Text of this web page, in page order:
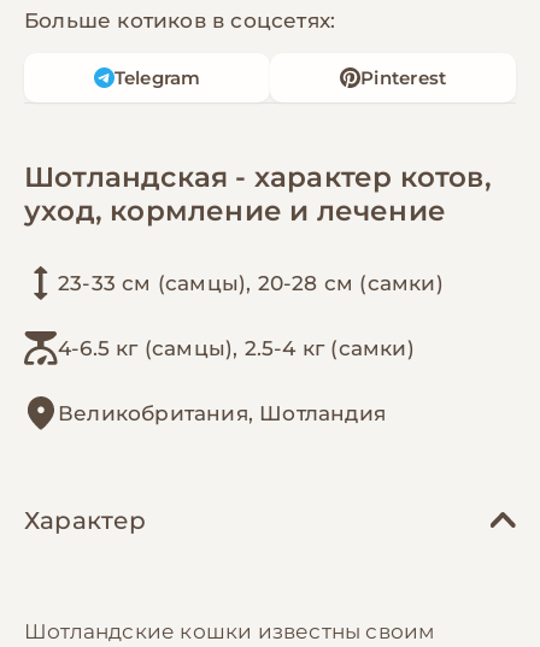
Больше котиков в соцсетях:
Telegram Pinterest
Шотландская - характер котов,
уход, кормление и лечение
23-33 см (самцы), 20-28 см (самки)
4-6.5 кг (самцы), 2.5-4 кг (самки)
Великобритания, Шотландия
Характер
Шотландские кошки известны своим